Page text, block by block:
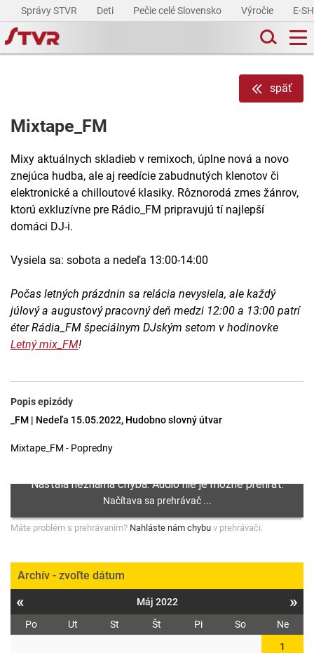
Správy STVR Deti Pečie celé Slovensko Výročie E-
späť
Mixtape_FM
Mixy aktuálnych skladieb v remixoch, úplne nová a novo
znejúca hudba, ale aj reedície zabudnutých klenotov či
elektronické a chilloutové klasiky. Rôznorodá zmes žánrov,
ktorú exkluzívne pre Rádio_FM pripravujú tí najlepší
domáci DJ-i.
Vysiela sa: sobota a nedeľa 13:00-14:00
Počas letných prázdnin sa relácia nevysiela, ale každý
júlový a augustový pracovný deň medzi 12:00 a 13:00 patrí
éter Rádia_FM špeciálnym DJským setom v hodinovke
Letný mix_FM!
Popis epizódy
_FM | Nedeľa 15.05.2022, Hudobno slovný útvar
Mixtape_FM - Popredny
Máte problém s prehrávaním? Nahláste nám chybu v prehrávači.
Archív - zvoľte dátum
« Máj 2022 »
Po Ut St Št Pi So
Ne
1